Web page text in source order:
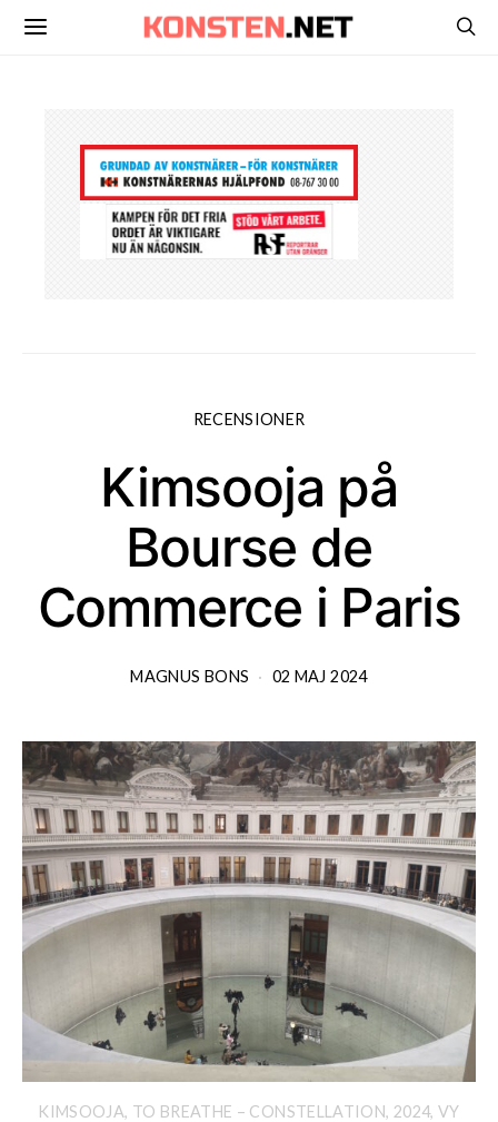
RECENSIONER
Kimsooja på
Bourse de
Commerce i Paris
MAGNUS BONS 02 MAJ 2024
KIMSOOJA, TO BREATHE – CONSTELLATION, 2024, VY